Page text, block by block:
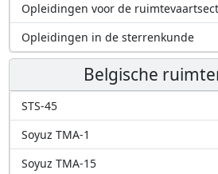
Opleidingen voor de
Opleidingen in de sterrenkunde
Belgische
STS-45
Soyuz TMA-1
Soyuz TMA-15